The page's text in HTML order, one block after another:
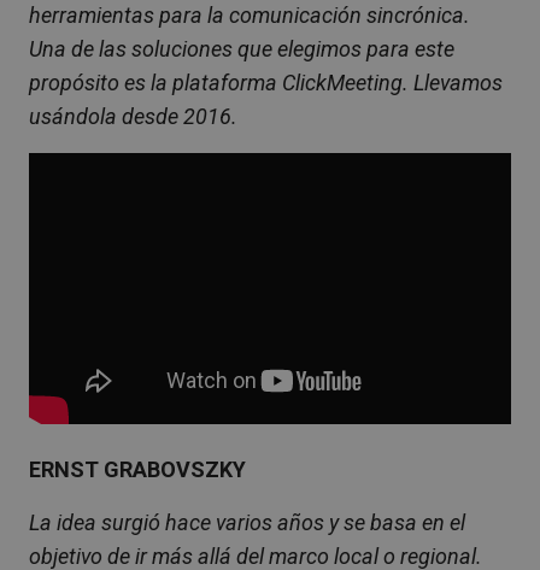
herramientas para la comunicación sincrónica.
Una de las soluciones que elegimos para este
propósito es la plataforma ClickMeeting. Llevamos
usándola desde 2016.
ERNST GRABOVSZKY
La idea surgió hace varios años y se basa en el
objetivo de ir más allá del marco local o regional.